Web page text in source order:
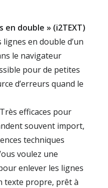
en double » (i2TEXT)
en double d’un
le navigateur
pour de petites
d’erreurs quand le
Très efficaces pour
souvent import,
techniques
voulez une
enlever les lignes
texte propre, prêt à